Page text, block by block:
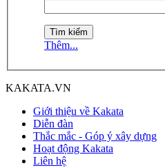
Thêm...
KAKATA.VN
Giới thiệu về Kakata
Diễn đàn
Thắc mắc - Góp ý xây dựng
Hoạt động Kakata
Liên hệ